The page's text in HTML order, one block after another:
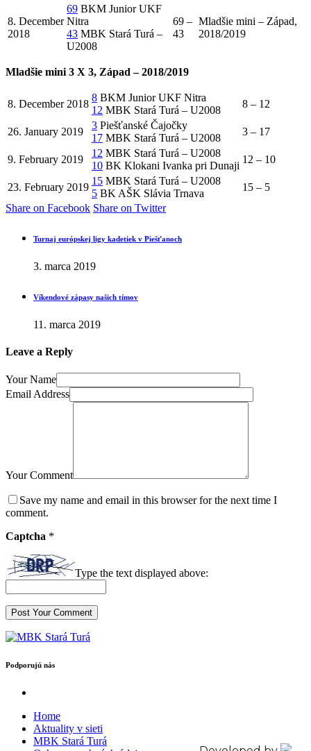
8. December
2018
69 BKM Junior UKF
Nitra
43 MBK Stará Turá –
U2008
69 –
43
Mladšie mini – Západ,
2018/2019
Mladšie mini 3 X 3, Západ – 2018/2019
8. December 2018
8 BKM Junior UKF Nitra
12 MBK Stará Turá – U2008
8 – 12
26. January 2019
3 Piešťanské Čajočky
17 MBK Stará Turá – U2008
3 – 17
9. February 2019
12 MBK Stará Turá – U2008
10 BK Klokani Ivanka pri Dunaji
12 – 10
23. February 2019
15 MBK Stará Turá – U2008
5 BK AŠK Slávia Trnava
15 – 5
Share on Facebook Share on Twitter
Turnaj európskej ligy kadetiek v Piešťanoch
3. marca 2019
Víkendové zápasy našich tímov
11. marca 2019
Leave a Reply
Your Name
Email Address
Your Comment
Save my name and email in this browser for the next time I
comment.
Captcha *
Type the text displayed above:
Podporujú nás
Home
Aktuality v sieti
MBK Stará Turá